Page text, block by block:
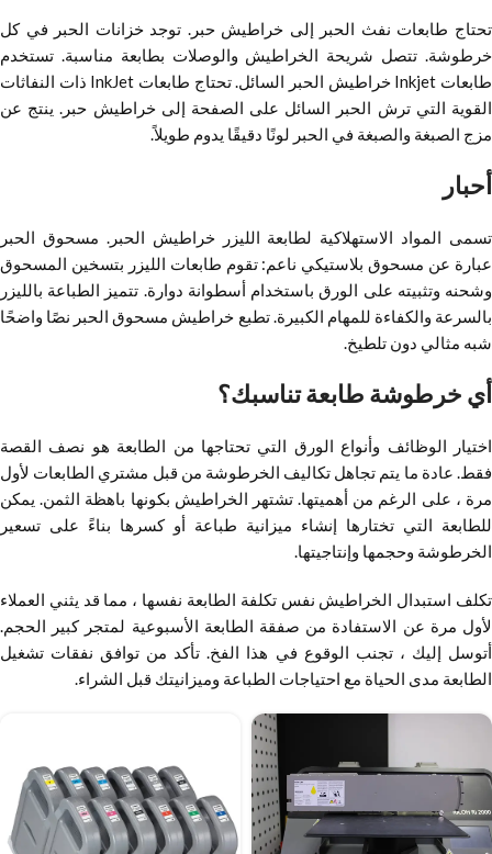
تحتاج طابعات نفث الحبر إلى خراطيش حبر. توجد خزانات الحبر في كل
خرطوشة. تتصل شريحة الخراطيش والوصلات بطابعة مناسبة. تستخدم
طابعات Inkjet خراطيش الحبر السائل. تحتاج طابعات InkJet ذات النفاثات
القوية التي ترش الحبر السائل على الصفحة إلى خراطيش حبر. ينتج عن
مزج الصبغة والصبغة في الحبر لونًا دقيقًا يدوم طويلاً.
أحبار
تسمى المواد الاستهلاكية لطابعة الليزر خراطيش الحبر. مسحوق الحبر
عبارة عن مسحوق بلاستيكي ناعم: تقوم طابعات الليزر بتسخين المسحوق
وشحنه وتثبيته على الورق باستخدام أسطوانة دوارة. تتميز الطباعة بالليزر
بالسرعة والكفاءة للمهام الكبيرة. تطبع خراطيش مسحوق الحبر نصًا واضحًا
شبه مثالي دون تلطيخ.
أي خرطوشة طابعة تناسبك؟
اختيار الوظائف وأنواع الورق التي تحتاجها من الطابعة هو نصف القصة
فقط. عادة ما يتم تجاهل تكاليف الخرطوشة من قبل مشتري الطابعات لأول
مرة ، على الرغم من أهميتها. تشتهر الخراطيش بكونها باهظة الثمن. يمكن
للطابعة التي تختارها إنشاء ميزانية طباعة أو كسرها بناءً على تسعير
الخرطوشة وحجمها وإنتاجيتها.
تكلف استبدال الخراطيش نفس تكلفة الطابعة نفسها ، مما قد يثني العملاء
لأول مرة عن الاستفادة من صفقة الطابعة الأسبوعية لمتجر كبير الحجم.
أتوسل إليك ، تجنب الوقوع في هذا الفخ. تأكد من توافق نفقات تشغيل
الطابعة مدى الحياة مع احتياجات الطباعة وميزانيتك قبل الشراء.